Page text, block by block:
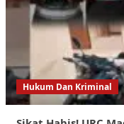
Hukum Dan Kriminal